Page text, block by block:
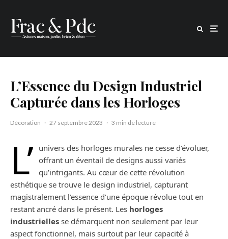
L’Essence du Design Industriel
Capturée dans les Horloges
Décoration · 27 septembre 2023 · 3 min de lecture
L’ univers des horloges murales ne cesse d’évoluer,
offrant un éventail de designs aussi variés
qu’intrigants. Au cœur de cette révolution
esthétique se trouve le design industriel, capturant
magistralement l’essence d’une époque révolue tout en
restant ancré dans le présent. Les horloges
industrielles se démarquent non seulement par leur
aspect fonctionnel, mais surtout par leur capacité à